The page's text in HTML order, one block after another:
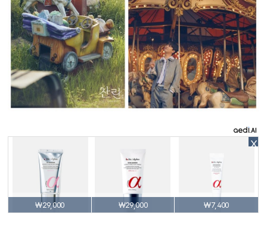
X
₩29,000 ₩29,000 ₩7,400